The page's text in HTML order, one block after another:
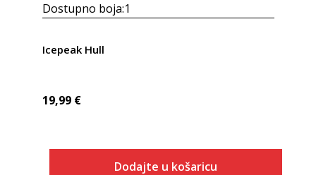
Dostupno boja:1
Icepeak Hull
19,99 €
Dodajte u košaricu